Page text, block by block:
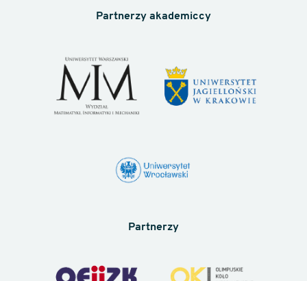
Partnerzy akademiccy
Partnerzy